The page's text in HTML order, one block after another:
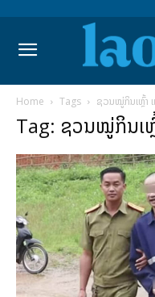
Home Tags ຊວນໝູ່ກິນເຫຼົ້າ
Tag: ຊວນໝູ່ກິນເ